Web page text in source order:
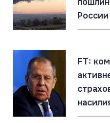
07.08.2026
ЕС бессильны
России
FT: